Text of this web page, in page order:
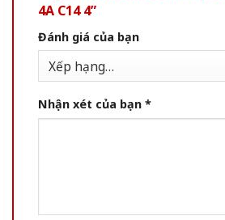
4A C14 4”
Đánh giá của bạn
Nhận xét của bạn *